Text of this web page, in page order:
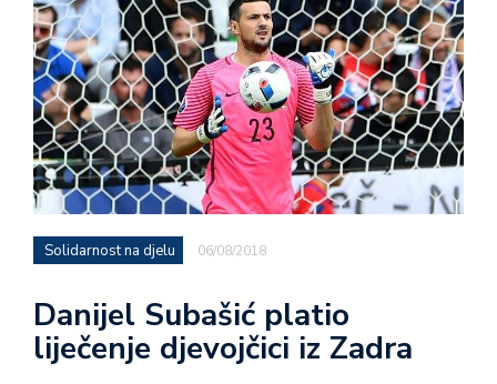
Solidarnost na djelu 06/08/2018
Danijel Subašić platio
liječenje djevojčici iz Zadra